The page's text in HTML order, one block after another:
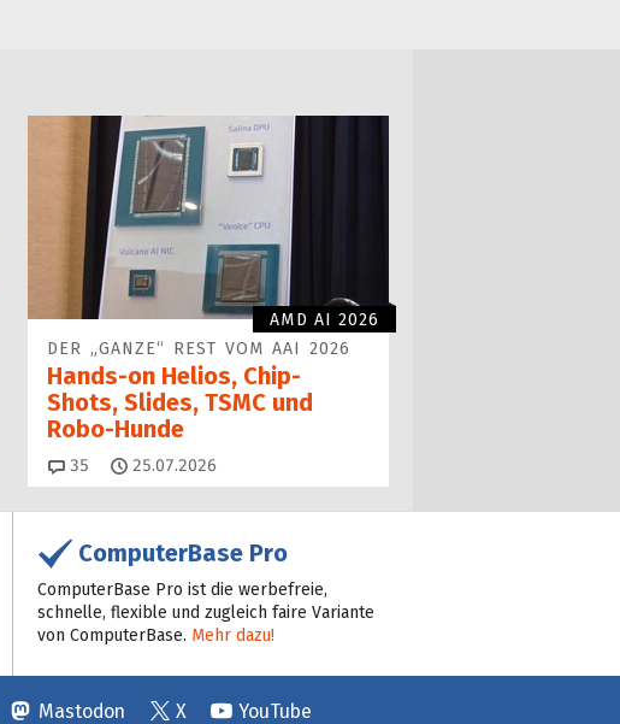
AMD AI 2026
DER „GANZE“ REST VOM AAI 2026
Hands-on Helios, Chip-
Shots, Slides, TSMC und
Robo-Hunde
35 Kommentare
25.07.2026
ComputerBase Pro
ComputerBase Pro ist die werbefreie,
schnelle, flexible und zugleich faire Variante
von ComputerBase. Mehr dazu!
Mastodon X YouTube